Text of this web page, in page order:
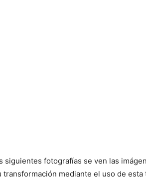
siguientes fotografías se ven las
transformación mediante el uso de esta